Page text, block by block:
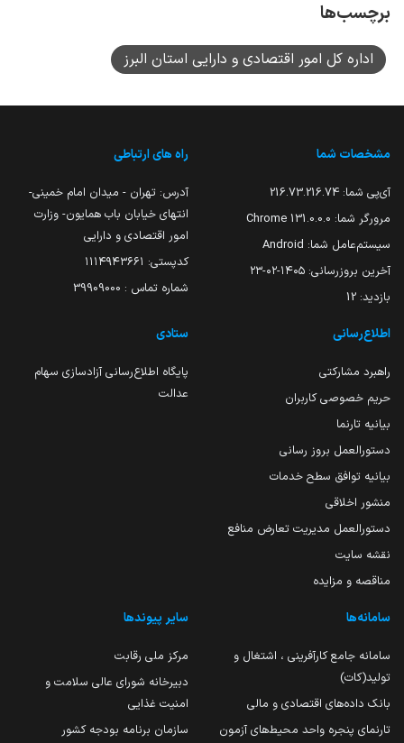
برچسب‌ها
اداره کل امور اقتصادی و دارایی استان البرز
مشخصات شما
آی‌پی شما: 216.73.216.74
مرورگر شما: 131.0.0.0 Chrome
سیستم‌عامل شما: Android
آخرین بروزرسانی: ۱۴۰۵-۰۲-۲۳
بازدید: 12
راه های ارتباطی
آدرس: تهران - میدان امام خمینی-
انتهای خیابان باب همایون- وزارت
امور اقتصادی و دارایی
کدپستی: ۱۱۱۴۹۴۳۶۶۱
شماره تماس : 39909000
اطلاع‌رسانی
راهبرد مشارکتی
حریم خصوصی کاربران
بیانیه تارنما
دستورالعمل بروز رسانی
بیانیه توافق سطح خدمات
منشور اخلاقی
دستورالعمل مدیریت تعارض منافع
نقشه سایت
مناقصه و مزایده
ستادی
پایگاه اطلاع‌رسانی آزادسازی سهام
عدالت
سامانه‌ها
سامانه جامع کارآفرینی ، اشتغال و
تولید(کات)
بانک داده‌های اقتصادی و مالی
تارنمای پنجره واحد محیط‌های آزمون
سایر پیوندها
مرکز ملی رقابت
دبیرخانه شورای عالی سلامت و
امنیت غذایی
سازمان برنامه بودجه کشور